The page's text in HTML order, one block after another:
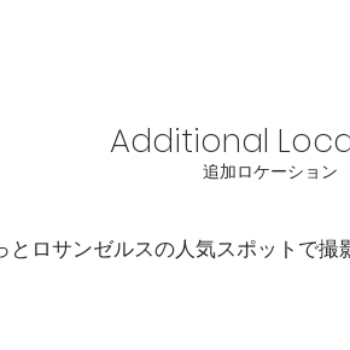
Additional
​追加ロケーション
とロサンゼルスの人気スポットで撮